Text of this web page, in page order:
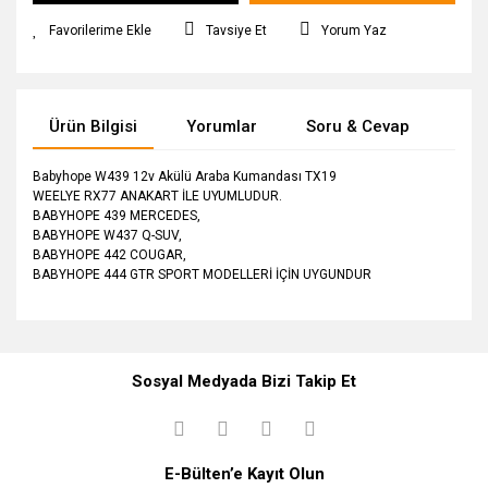
Tavsiye Et Yorum Yaz
Ürün Bilgisi Yorumlar Soru & Cevap
Babyhope W439 12v Akülü Araba Kumandası TX19
WEELYE RX77 ANAKART İLE UYUMLUDUR.
BABYHOPE 439 MERCEDES,
BABYHOPE W437 Q-SUV,
BABYHOPE 442 COUGAR,
BABYHOPE 444 GTR SPORT MODELLERİ İÇİN UYGUNDUR
Sosyal Medyada Bizi Takip Et
E-Bülten’e Kayıt Olun